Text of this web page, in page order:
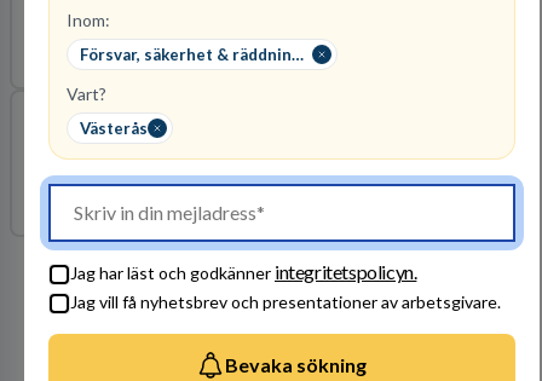
Inom:
Försvar, säkerhet & räddningstjänst
Vart?
Västerås
Jag har läst och godkänner integritetspolicyn.
Jag vill få nyhetsbrev och presentationer av arbetsgivare.
Bevaka sökning
Westermo Network Technologies AB
Deltidsbrandman Skultuna
Arbetsgivare i fokus